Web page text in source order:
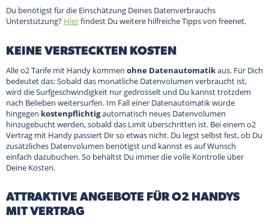
Du benötigst für die Einschätzung Deines Datenverbrauchs
Unterstützung? Hierfindest Du weitere hilfreiche Tipps von freenet.
KEINE VERSTECKTEN KOSTEN
Alle o2 Tarife mit Handy kommen ohne Datenautomatikaus. Für Dich
bedeutet das: Sobald das monatliche Datenvolumen verbraucht ist,
wird die Surfgeschwindigkeit nur gedrosselt und Du kannst trotzdem
nach Belieben weitersurfen. Im Fall einer Datenautomatik würde
hingegen kostenpflichtigautomatisch neues Datenvolumen
hinzugebucht werden, sobald das Limit überschritten ist. Bei einem o2
Vertrag mit Handy passiert Dir so etwas nicht. Du legst selbst fest, ob Du
zusätzliches Datenvolumen benötigst und kannst es auf Wunsch
einfach dazubuchen. So behältst Du immer die volle Kontrolle über
Deine Kosten.
ATTRAKTIVE ANGEBOTE FÜR O2 HANDYS
MIT VERTRAG